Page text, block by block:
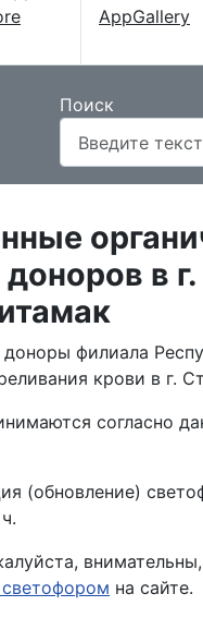
Поиск
в г.
филиала
крови в г.
согласно
(обновление)
на сайте.